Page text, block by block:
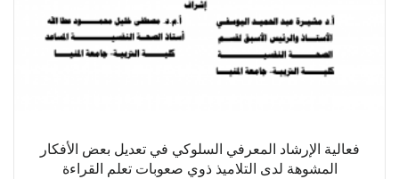
فعالية الإرشاد المعرفي السلوكي في تعديل بعض الأفكار
المشوهة لدى التلاميذ ذوي صعوبات تعلم القراءة